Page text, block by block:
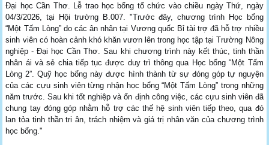
Đại học Cần Thơ. Lễ trao học bổng tổ chức vào chiều ngày Thứ, ngày
04/3/2026, tại Hội trường B.007. "Trước đây, chương trình Học bổng
“Một Tấm Lòng” do các ân nhân tại Vương quốc Bỉ tài trợ đã hỗ trợ nhiều
sinh viên có hoàn cảnh khó khăn vươn lên trong học tập tại Trường Nông
nghiệp - Đại học Cần Thơ. Sau khi chương trình này kết thúc, tinh thần
nhân ái và sẻ chia tiếp tục được duy trì thông qua Học bổng “Một Tấm
Lòng 2”. Quỹ học bổng này được hình thành từ sự đóng góp tự nguyện
của các cựu sinh viên từng nhận học bổng “Một Tấm Lòng” trong những
năm trước. Sau khi tốt nghiệp và ổn định công việc, các cựu sinh viên đã
chung tay đóng góp nhằm hỗ trợ các thế hệ sinh viên tiếp theo, qua đó
lan tỏa tinh thần tri ân, trách nhiệm và giá trị nhân văn của chương trình
học bổng."